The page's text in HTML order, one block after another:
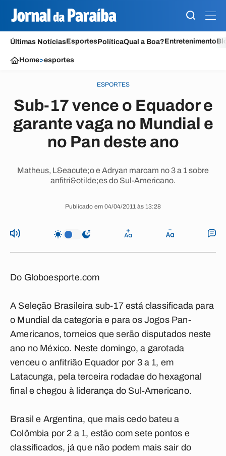
Últimas NotíciasEsportesPolíticaQual a Boa?Entretenimento
Home>esportes
ESPORTES
Sub-17 vence o Equador e
garante vaga no Mundial e
no Pan deste ano
Matheus, L&eacute;o e Adryan marcam no 3 a 1 sobre
anfitri&otilde;es do Sul-Americano.
Publicado em 04/04/2011 às 13:28
Do Globoesporte.com
A Seleção Brasileira sub-17 está classificada para
o Mundial da categoria e para os Jogos Pan-
Americanos, torneios que serão disputados neste
ano no México. Neste domingo, a garotada
venceu o anfitrião Equador por 3 a 1, em
Latacunga, pela terceira rodadae do hexagonal
final e chegou à liderança do Sul-Americano.
Brasil e Argentina, que mais cedo bateu a
Colômbia por 2 a 1, estão com sete pontos e
classificados, já que não podem mais sair do